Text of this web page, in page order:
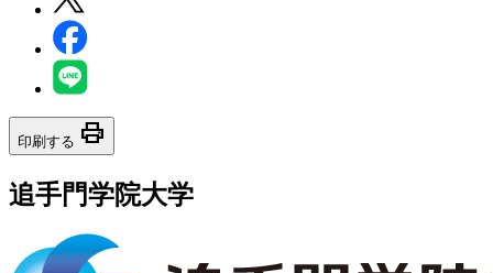
印刷する print
追手門学院大学